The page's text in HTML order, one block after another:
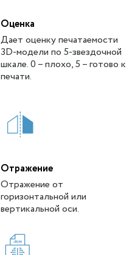
Оценка
Дает оценку печатаемости
3D-модели по 5-звездочной
шкале. 0 – плохо, 5 – готово к
печати.
Отражение
Отражение от
горизонтальной или
вертикальной оси.